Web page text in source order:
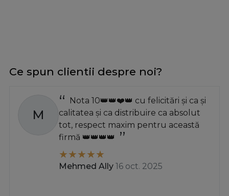
Ce spun clientii despre noi?
M
Nota 10👑👑❤️👑 cu felicitări și ca și
calitatea și ca distribuire ca absolut
tot, respect maxim pentru această
firmă 👑👑👑👑
Mehmed Ally 16 oct. 2025